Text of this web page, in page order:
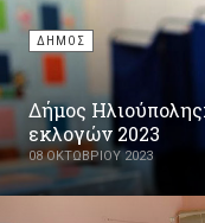
ΔΗΜΟΣ
Δήμος
εκλογών 2023
08 ΟΚΤΩΒΡΊΟΥ 2023